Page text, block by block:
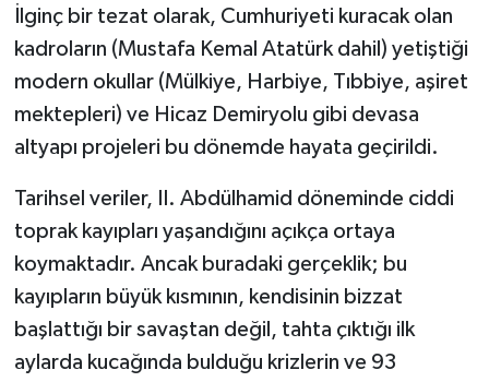
İlginç bir tezat olarak, Cumhuriyeti kuracak olan
kadroların (Mustafa Kemal Atatürk dahil) yetiştiği
modern okullar (Mülkiye, Harbiye, Tıbbiye, aşiret
mektepleri) ve Hicaz Demiryolu gibi devasa
altyapı projeleri bu dönemde hayata geçirildi.
Tarihsel veriler, II. Abdülhamid döneminde ciddi
toprak kayıpları yaşandığını açıkça ortaya
koymaktadır. Ancak buradaki gerçeklik; bu
kayıpların büyük kısmının, kendisinin bizzat
başlattığı bir savaştan değil, tahta çıktığı ilk
aylarda kucağında bulduğu krizlerin ve 93